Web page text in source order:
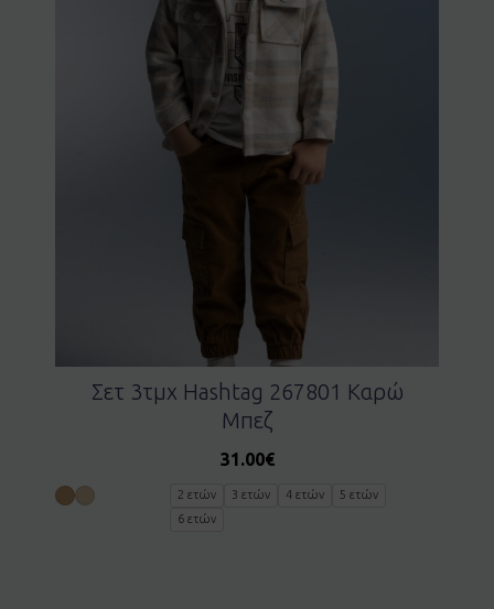
Σετ 3τμχ Hashtag 267801 Καρώ
Μπεζ
31.00€
2 ετών 3 ετών 4 ετών
5 ετών
6 ετών